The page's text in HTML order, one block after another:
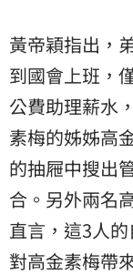
黃帝穎指出，
到國會上班，
公費助理薪水
素梅的姊姊高
的抽屜中搜出
合。另外兩名
直言，這3人
對高金素梅帶